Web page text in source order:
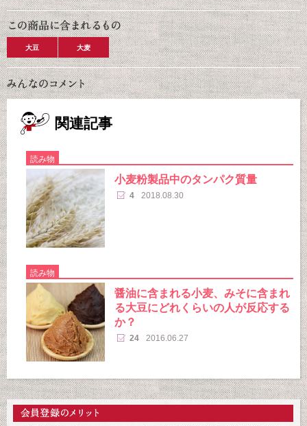
大豆 大麦
関連記事
読み物
小麦粉製品中のタンパク質量
4 2018.08.30
読み物
醤油に含まれる小麦、みそに含まれ
る大豆にどれくらいの人が反応する
か？
24 2016.06.27